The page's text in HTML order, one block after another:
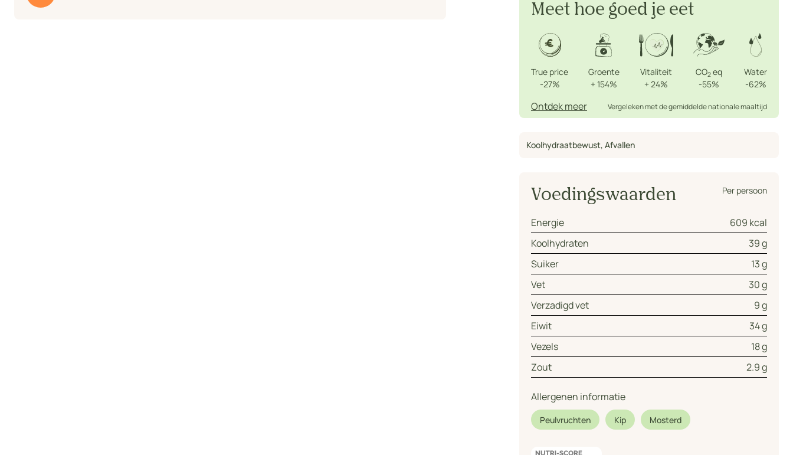
Meet hoe goed je eet
True price
-27%
Groente
+ 154%
Vitaliteit
+ 24%
CO2eq
-55%
Water
-62%
Ontdek meer Vergeleken met de gemiddelde nationale maaltijd
Koolhydraatbewust, Afvallen
Voedingswaarden Per persoon
Energie
609 kcal
Koolhydraten
39 g
Suiker
13 g
Vet
30 g
Verzadigd vet
9 g
Eiwit
34 g
Vezels
18 g
Zout
2.9 g
Allergenen informatie
Peulvruchten Kip Mosterd